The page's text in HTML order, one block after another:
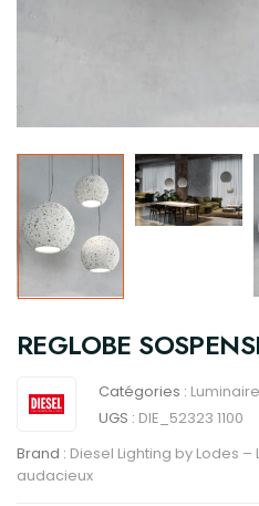
REGLOBE
Catégories :
UGS : DIE_52323 1100
Brand : Diesel Lighting by Lodes
audacieux